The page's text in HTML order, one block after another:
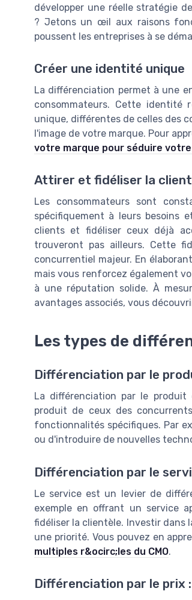
développer une réelle stratégie
? Jetons un œil aux raisons
poussent les entreprises à se
Créer une identité unique
La différenciation permet à une
consommateurs. Cette identité
unique, différentes de celles des
l'image de votre marque. Pour
votre marque pour séduire
Attirer et fidéliser la
Les consommateurs sont
spécifiquement à leurs besoins
clients et fidéliser ceux déjà
trouveront pas ailleurs. Cette
concurrentiel majeur. En
mais vous renforcez également
à une réputation solide. À
avantages associés, vous
Les types de
Différenciation par le
La différenciation par le
produit de ceux des
fonctionnalités spécifiques. Par
ou d'introduire de nouvelles
Différenciation par le
Le service est un levier de
exemple en offrant un service
fidéliser la clientèle. Investir dans
une priorité. Vous pouvez en
multiples r&ocirc;les du CMO.
Différenciation par le prix